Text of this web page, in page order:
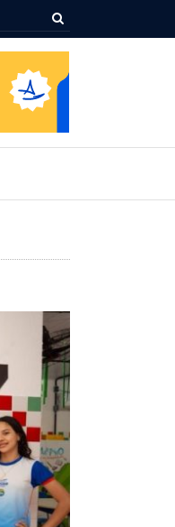
e que te faz pagar mais caro